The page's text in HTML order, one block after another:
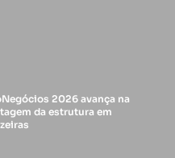
2026 avança na
da estrutura em